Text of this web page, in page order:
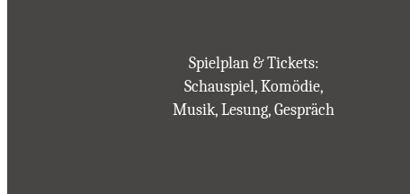
Spielplan & Tickets:
Schauspiel, Komödie,
Musik, Lesung, Gespräch